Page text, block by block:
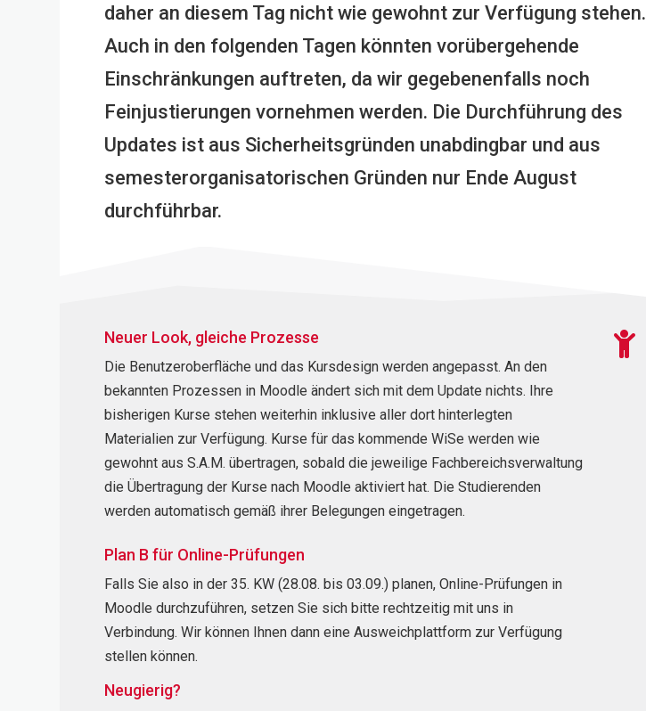
daher an diesem Tag nicht wie gewohnt zur Verfügung stehen.
Auch in den folgenden Tagen könnten vorübergehende
Einschränkungen auftreten, da wir gegebenenfalls noch
Feinjustierungen vornehmen werden. Die Durchführung des
Updates ist aus Sicherheitsgründen unabdingbar und aus
semesterorganisatorischen Gründen nur Ende August
durchführbar.
Neuer Look, gleiche Prozesse
Die Benutzeroberfläche und das Kursdesign werden angepasst. An den
bekannten Prozessen in Moodle ändert sich mit dem Update nichts. Ihre
bisherigen Kurse stehen weiterhin inklusive aller dort hinterlegten
Materialien zur Verfügung. Kurse für das kommende WiSe werden wie
gewohnt aus S.A.M. übertragen, sobald die jeweilige Fachbereichsverwaltung
die Übertragung der Kurse nach Moodle aktiviert hat. Die Studierenden
werden automatisch gemäß ihrer Belegungen eingetragen.
Plan B für Online-Prüfungen
Falls Sie also in der 35. KW (28.08. bis 03.09.) planen, Online-Prüfungen in
Moodle durchzuführen, setzen Sie sich bitte rechtzeitig mit uns in
Verbindung. Wir können Ihnen dann eine Ausweichplattform zur Verfügung
stellen können.
Neugierig?
